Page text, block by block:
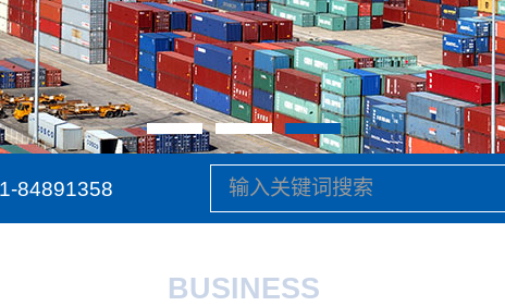
84891358
BUSINESS